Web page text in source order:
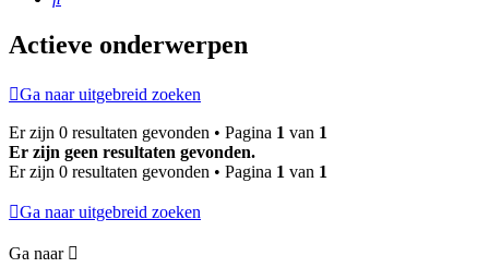
Actieve onderwerpen
Ga naar uitgebreid zoeken
Er zijn 0 resultaten gevonden • Pagina 1 van 1
Er zijn geen resultaten gevonden.
Er zijn 0 resultaten gevonden • Pagina 1 van 1
Ga naar uitgebreid zoeken
Ga naar